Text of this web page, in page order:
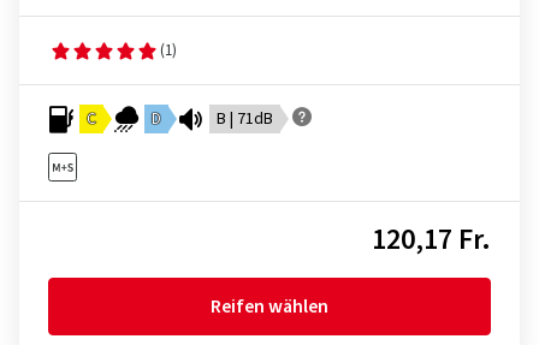
(1)
C D B | 71dB
120,17 Fr.
Reifen wählen